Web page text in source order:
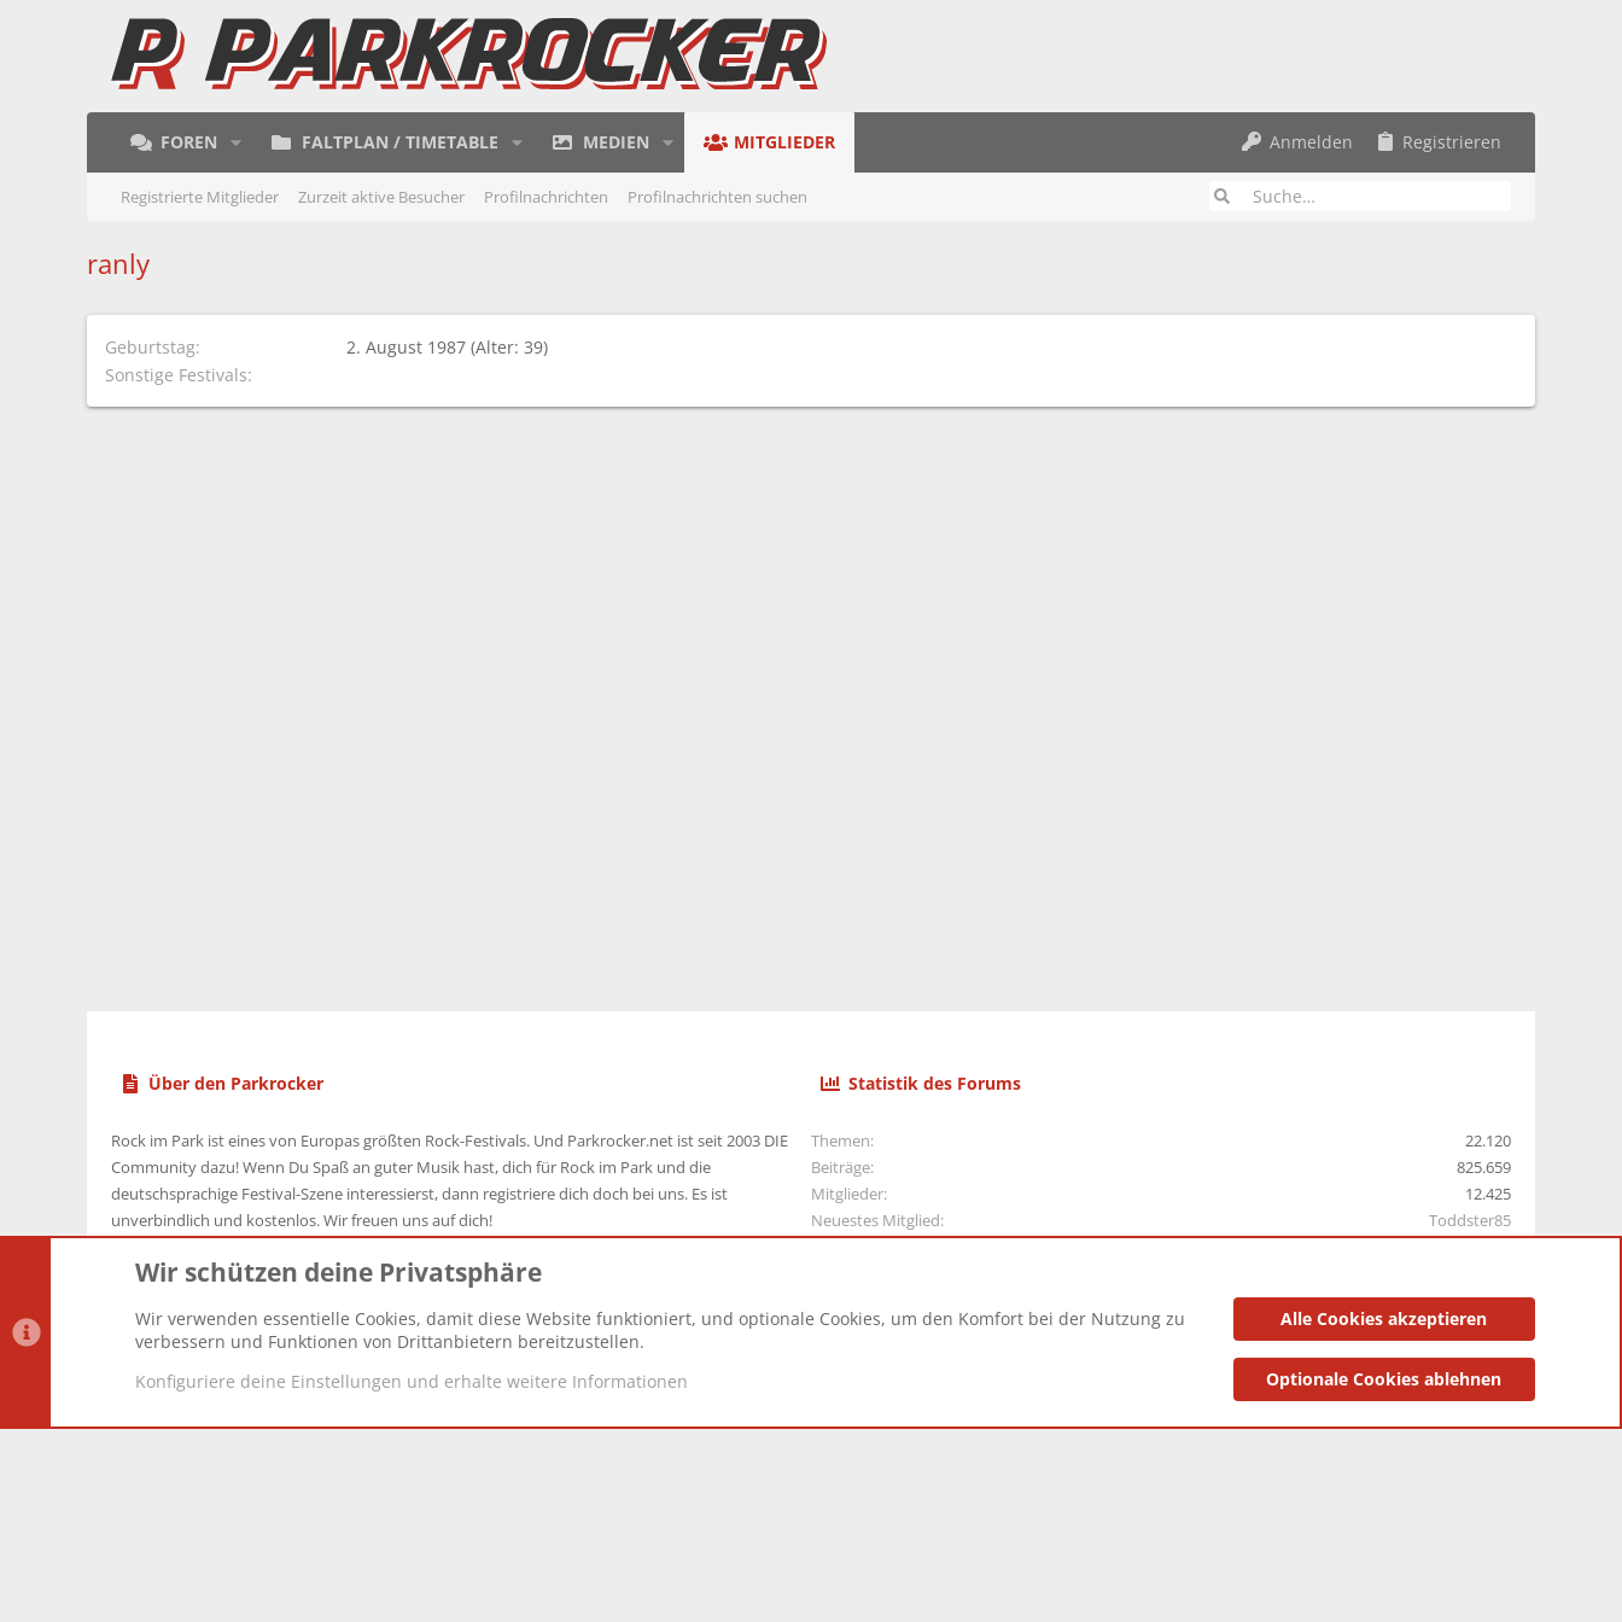
FOREN FALTPLAN / TIMETABLE MEDIEN MITGLIEDER Anmelden Registrieren
Registrierte Mitglieder Zurzeit aktive Besucher Profilnachrichten Profilnachrichten suchen
ranly
Geburtstag
2. August 1987 (Alter: 39)
Sonstige Festivals
Über den Parkrocker
Rock im Park ist eines von Europas größten Rock-Festivals. Und Parkrocker.net ist seit 2003 DIE
Community dazu! Wenn Du Spaß an guter Musik hast, dich für Rock im Park und die
deutschsprachige Festival-Szene interessierst, dann registriere dich doch bei uns. Es ist
unverbindlich und kostenlos. Wir freuen uns auf dich!
Statistik des Forums
Themen
22.120
Beiträge
825.659
Mitglieder
12.425
Neuestes Mitglied
Toddster85
Datenschutz-Einstellungen PR Light Deutsch [Du] Datenschutzerklärung Impressum
Wir schützen deine Privatsphäre
Wir verwenden essentielle Cookies, damit diese Website funktioniert, und optionale Cookies, um den Komfort bei der Nutzung zu
verbessern und Funktionen von Drittanbietern bereitzustellen.
Konfiguriere deine Einstellungen und erhalte weitere Informationen
Alle Cookies akzeptieren
Optionale Cookies ablehnen